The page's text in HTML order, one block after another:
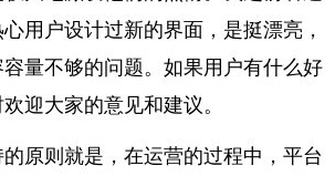
用户设计过新的界面，是挺漂亮，
量不够的问题。如果用户有什么好
迎大家的意见和建议。
则就是，在运营的过程中，平台